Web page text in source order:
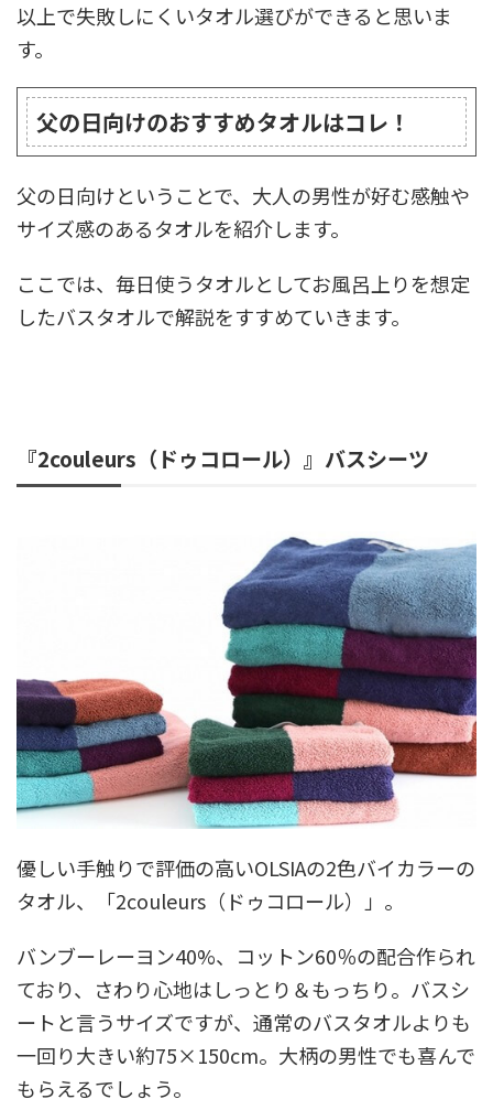
以上で失敗しにくいタオル選びができると思いま
す。
父の日向けのおすすめタオルはコレ！
父の日向けということで、大人の男性が好む感触や
サイズ感のあるタオルを紹介します。
ここでは、毎日使うタオルとしてお風呂上りを想定
したバスタオルで解説をすすめていきます。
『2couleurs（ドゥコロール）』バスシーツ
優しい手触りで評価の高いOLSIAの2色バイカラーの
タオル、「2couleurs（ドゥコロール）」。
バンブーレーヨン40%、コットン60％の配合作られ
ており、さわり心地はしっとり＆もっちり。バスシ
ートと言うサイズですが、通常のバスタオルよりも
一回り大きい約75×150cm。大柄の男性でも喜んで
もらえるでしょう。